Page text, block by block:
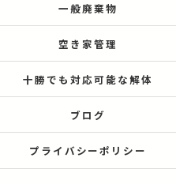
一般廃棄物
空き家管理
十勝でも対応可能な解体
ブログ
プライバシーポリシー